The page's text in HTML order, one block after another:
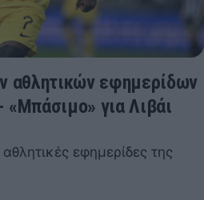
αθλητικών εφημερίδων
για Λιβάι
εφημερίδες της